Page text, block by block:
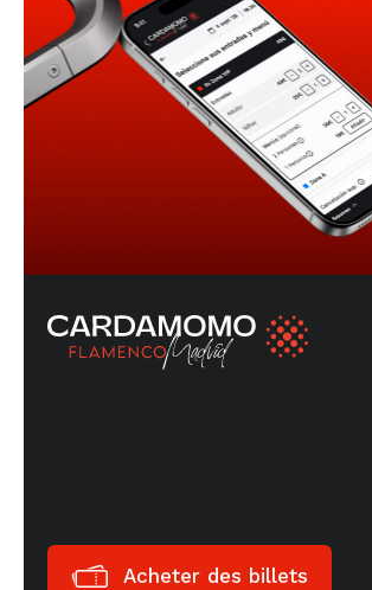
Acheter des billets